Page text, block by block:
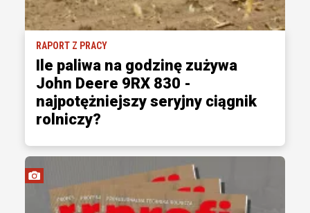
RAPORT Z PRACY
Ile paliwa na godzinę zużywa
John Deere 9RX 830 -
najpotężniejszy seryjny ciągnik
rolniczy?